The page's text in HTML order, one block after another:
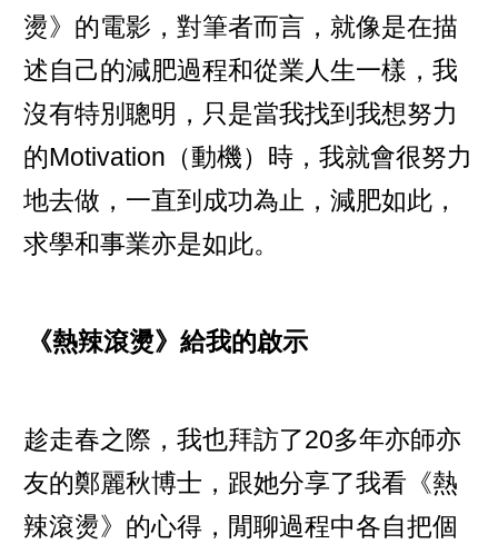
燙》的電影，對筆者而言，就像是在描
述自己的減肥過程和從業人生一樣，我
沒有特別聰明，只是當我找到我想努力
的Motivation（動機）時，我就會很努力
地去做，一直到成功為止，減肥如此，
求學和事業亦是如此。
《熱辣滾燙》給我的啟示
趁走春之際，我也拜訪了20多年亦師亦
友的鄭麗秋博士，跟她分享了我看《熱
辣滾燙》的心得，閒聊過程中各自把個